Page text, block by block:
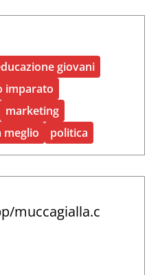
giovani
imparato
marketing
meglio politica
muccagialla.c